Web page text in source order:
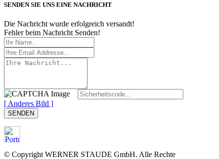
SENDEN SIE UNS EINE NACHRICHT
Die Nachricht wurde erfolgreich versandt!
Fehler beim Nachricht Senden!
[ Anderes Bild ]
© Copyright WERNER STAUDE GmbH. Alle Rechte